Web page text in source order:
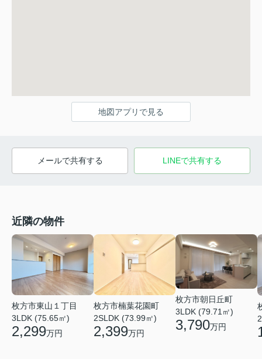
地図アプリで見る
メールで共有する LINEで共有する
近隣の物件
枚方市東山１丁目
3LDK (75.65㎡)
2,299万円
枚方市楠葉花園町
2SLDK (73.99㎡)
2,399万円
枚方市朝日丘町
3LDK (79.71㎡)
3,790万円